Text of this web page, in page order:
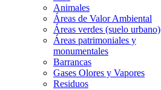
Animales
Áreas de Valor Ambiental
Áreas verdes (suelo urbano)
Áreas patrimoniales y
monumentales
Barrancas
Gases Olores y Vapores
Residuos